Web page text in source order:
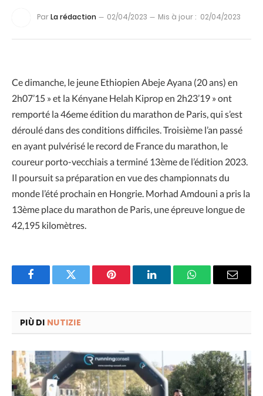
ParLa rédaction 02/04/2023 Mis à jour : 02/04/2023
Ce dimanche, le jeune Ethiopien Abeje Ayana (20 ans) en
2h07’15 » et la Kényane Helah Kiprop en 2h23’19 » ont
remporté la 46eme édition du marathon de Paris, qui s’est
déroulé dans des conditions difficiles. Troisième l’an passé
en ayant pulvérisé le record de France du marathon, le
coureur porto-vecchiais a terminé 13ème de l’édition 2023.
Il poursuit sa préparation en vue des championnats du
monde l’été prochain en Hongrie. Morhad Amdouni a pris la
13ème place du marathon de Paris, une épreuve longue de
42,195 kilomètres.
FacebookTwitter Pinterest LinkedInWhatsAppEmail
PIÙ DI NUTIZIE